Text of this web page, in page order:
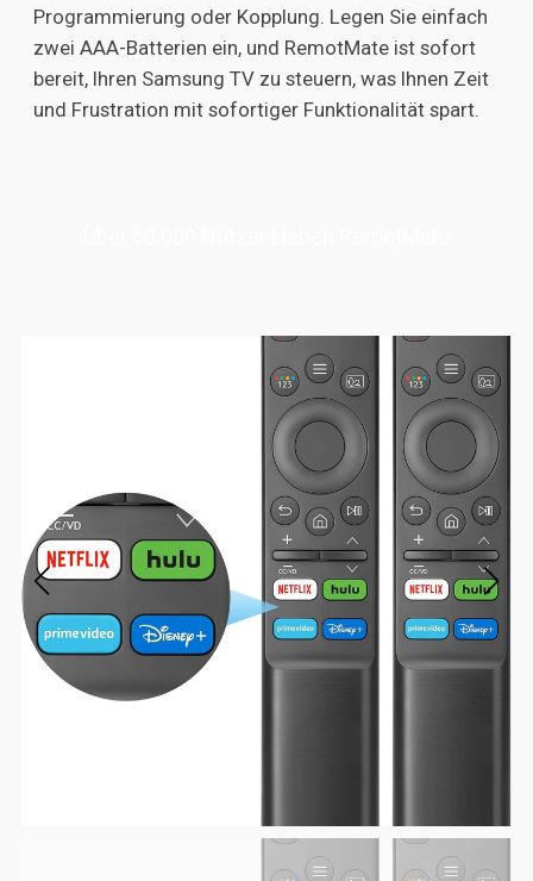
Programmierung oder Kopplung. Legen Sie einfach
zwei AAA-Batterien ein, und RemotMate ist sofort
bereit, Ihren Samsung TV zu steuern, was Ihnen Zeit
und Frustration mit sofortiger Funktionalität spart.